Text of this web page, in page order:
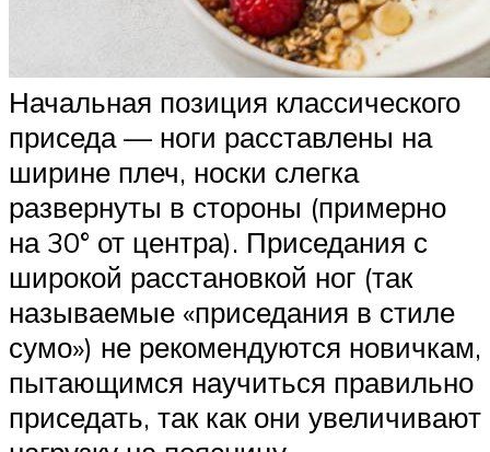
Начальная позиция классического
приседа — ноги расставлены на
ширине плеч, носки слегка
развернуты в стороны (примерно
на 30° от центра). Приседания с
широкой расстановкой ног (так
называемые «приседания в стиле
сумо») не рекомендуются новичкам,
пытающимся научиться правильно
приседать, так как они увеличивают